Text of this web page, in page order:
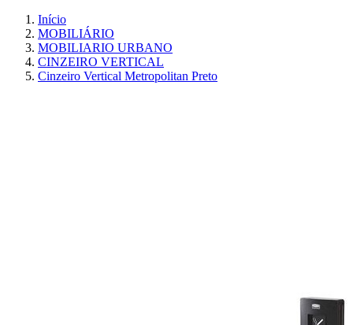
Início
MOBILIÁRIO
MOBILIARIO URBANO
CINZEIRO VERTICAL
Cinzeiro Vertical Metropolitan Preto